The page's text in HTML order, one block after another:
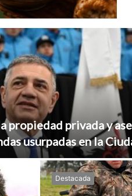
propiedad privada y
usurpadas en la
Destacada